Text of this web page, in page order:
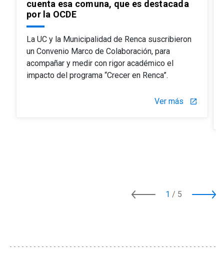
cuenta esa comuna, que es destacada
por la OCDE
La UC y la Municipalidad de Renca suscribieron
un Convenio Marco de Colaboración, para
acompañar y medir con rigor académico el
impacto del programa “Crecer en Renca”.
Ver más launch
1 / 5